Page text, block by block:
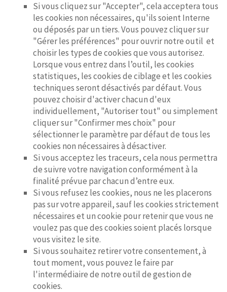
Si vous cliquez sur "Accepter", cela acceptera tous
les cookies non nécessaires, qu'ils soient Interne
ou déposés par un tiers. Vous pouvez cliquer sur
"Gérer les préférences" pour ouvrir notre outil et
choisir les types de cookies que vous autorisez.
Lorsque vous entrez dans l’outil, les cookies
statistiques, les cookies de ciblage et les cookies
techniques seront désactivés par défaut. Vous
pouvez choisir d'activer chacun d'eux
individuellement, "Autoriser tout" ou simplement
cliquer sur "Confirmer mes choix" pour
sélectionner le paramètre par défaut de tous les
cookies non nécessaires à désactiver.
Si vous acceptez les traceurs, cela nous permettra
de suivre votre navigation conformément à la
finalité prévue par chacun d’entre eux.
Si vous refusez les cookies, nous ne les placerons
pas sur votre appareil, sauf les cookies strictement
nécessaires et un cookie pour retenir que vous ne
voulez pas que des cookies soient placés lorsque
vous visitez le site.
Si vous souhaitez retirer votre consentement, à
tout moment, vous pouvez le faire par
l'intermédiaire de notre outil de gestion de
cookies.